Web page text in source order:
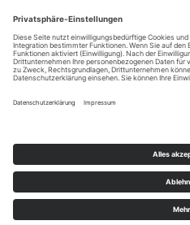
Impressum
Datenschutzerklärung
Facebook
Instagram